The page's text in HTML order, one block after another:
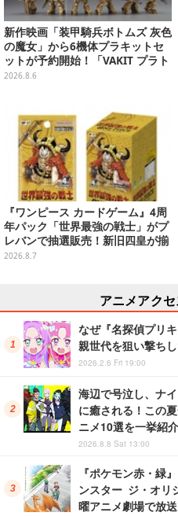
新作映画「装甲騎兵ボトムズ 灰色
の魔女」から6機体プラキットセ
ットが予約開始！「VAKIT プラト
ーン」第1弾、各部関節可動仕様
2026.8.6
『ワンピース カードゲーム』4周
年パック「世界最強の戦士」がプ
レバンで抽選販売！新旧四皇が揃
い踏み、刃牙作者が描く「カイド
2026.8.7
アニメアク
なぜ『名探偵プリ
親世代を狙い撃ち
2026.2.6 Fri 19:00
海辺で号泣し、ナ
に癒される！この
ニメ10選を一挙紹
2026.8.8 Sat 13:00
『ポケモン赤・緑
ンスター ジ・オリ
曜アニメ劇場で放送